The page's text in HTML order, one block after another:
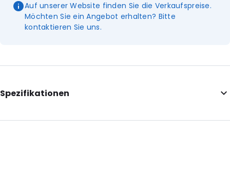
Auf unserer Website finden Sie die Verkaufspreise.
Möchten Sie ein Angebot erhalten? Bitte
kontaktieren Sie uns.
Spezifikationen
Internal Length: 263